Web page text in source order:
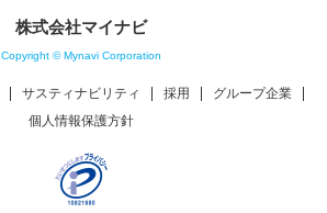
株式会社マイナビ
Copyright © Mynavi Corporation
サスティナビリティ 採用
グループ企業
個人情報保護方針